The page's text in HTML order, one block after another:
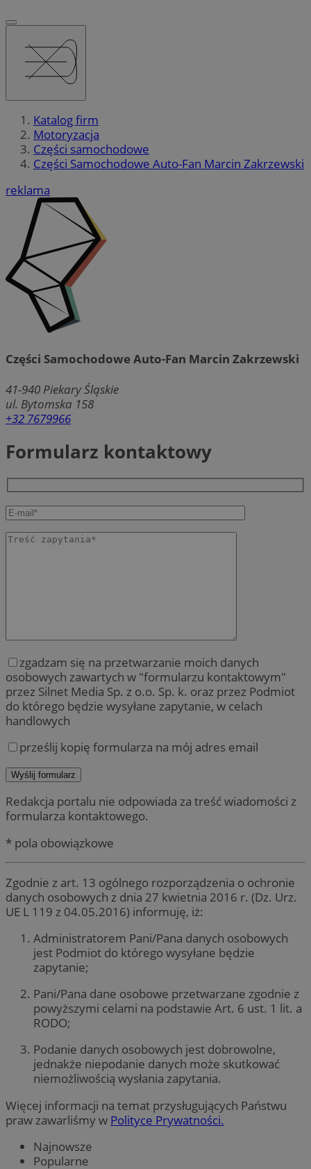
Katalog firm
Motoryzacja
Części samochodowe
Części Samochodowe Auto-Fan Marcin Zakrzewski
reklama
Części Samochodowe Auto-Fan Marcin Zakrzewski
41-940 Piekary Śląskie
ul. Bytomska 158
+32 7679966
Formularz kontaktowy
zgadzam się na przetwarzanie moich danych
osobowych zawartych w "formularzu kontaktowym"
przez Silnet Media Sp. z o.o. Sp. k. oraz przez Podmiot
do którego będzie wysyłane zapytanie, w celach
handlowych
prześlij kopię formularza na mój adres email
Redakcja portalu nie odpowiada za treść wiadomości z
formularza kontaktowego.
* pola obowiązkowe
Zgodnie z art. 13 ogólnego rozporządzenia o ochronie
danych osobowych z dnia 27 kwietnia 2016 r. (Dz. Urz.
UE L 119 z 04.05.2016) informuję, iż:
Administratorem Pani/Pana danych osobowych
jest Podmiot do którego wysyłane będzie
zapytanie;
Pani/Pana dane osobowe przetwarzane zgodnie z
powyższymi celami na podstawie Art. 6 ust. 1 lit. a
RODO;
Podanie danych osobowych jest dobrowolne,
jednakże niepodanie danych może skutkować
niemożliwością wysłania zapytania.
Więcej informacji na temat przysługujących Państwu
praw zawarliśmy w Polityce Prywatności.
Najnowsze
Popularne